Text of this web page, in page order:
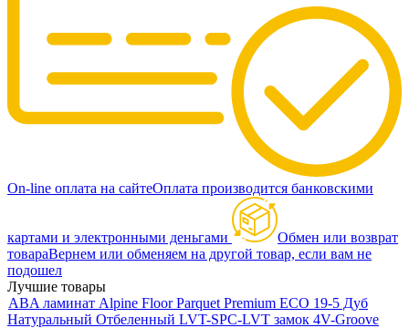
On-line оплата на сайтеОплата производится банковскими
картами и электронными деньгами
Обмен или возврат
товараВернем или обменяем на другой товар, если вам не
подошел
Лучшие товары
ABA ламинат Alpine Floor Parquet Premium ECO 19-5 Дуб
Натуральный Отбеленный LVT-SPC-LVT замок 4V-Groove